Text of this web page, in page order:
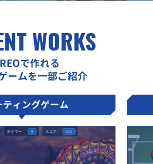
WORKS
で作れる
ームを一部ご紹介
ティングゲーム